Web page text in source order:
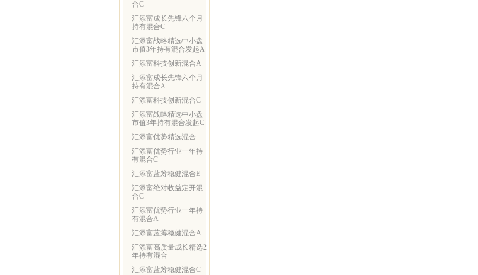
合C
汇添富成长先锋六个月
持有混合C
汇添富战略精选中小盘
市值3年持有混合发起A
汇添富科技创新混合A
汇添富成长先锋六个月
持有混合A
汇添富科技创新混合C
汇添富战略精选中小盘
市值3年持有混合发起C
汇添富优势精选混合
汇添富优势行业一年持
有混合C
汇添富蓝筹稳健混合E
汇添富绝对收益定开混
合C
汇添富优势行业一年持
有混合A
汇添富蓝筹稳健混合A
汇添富高质量成长精选2
年持有混合
汇添富蓝筹稳健混合C